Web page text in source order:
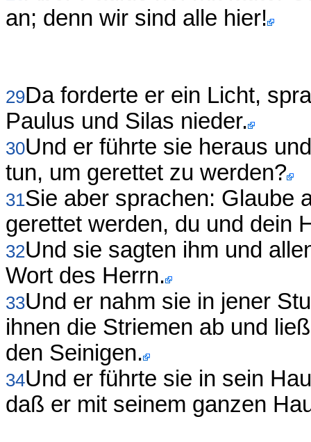
an; denn wir sind alle hier!
29Da forderte er ein Licht,
Paulus und Silas nieder.
30Und er führte sie heraus
tun, um gerettet zu werden?
31Sie aber sprachen: Glaube
gerettet werden, du und dein
32Und sie sagten ihm und
Wort des Herrn.
33Und er nahm sie in jener
ihnen die Striemen ab und
den Seinigen.
34Und er führte sie in sein
daß er mit seinem ganzen